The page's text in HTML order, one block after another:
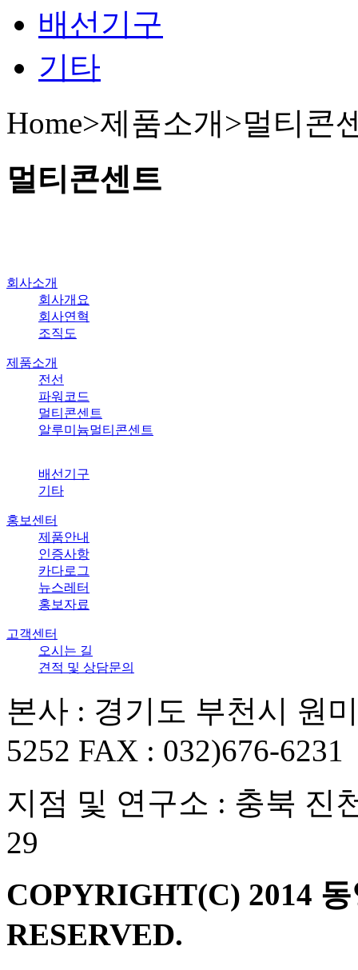
배선기구
기타
Home>제품소개>멀티콘
멀티콘센트
회사소개
회사개요
회사연혁
조직도
제품소개
전선
파워코드
멀티콘센트
알루미늄멀티콘센트
배선기구
기타
홍보센터
제품안내
인증사항
카다로그
뉴스레터
홍보자료
고객센터
오시는 길
견적 및 상담문의
본사 : 경기도 부천시 원
5252 FAX : 032)676-6231
지점 및 연구소 : 충북 진
29
COPYRIGHT(C) 2014
RESERVED.